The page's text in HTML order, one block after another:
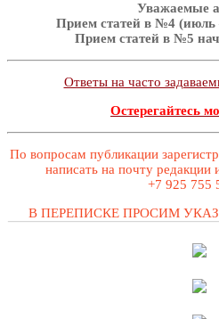
Уважаемые
Прием статей в №4 (июль
Прием статей в №5
Ответы на часто
Остерегайтесь
По вопросам публикации
написать на почту
+7 925 755
В ПЕРЕПИСКЕ ПРОСИМ